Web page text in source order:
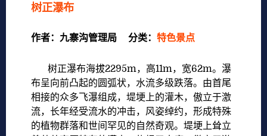
树正瀑布
作者： 九寨沟管理局 分类： 特色景点
树正瀑布海拔2295m，高11m，宽62m。瀑
布呈向前凸起的圆弧状，水流多级跌落。由首尾
相接的众多飞瀑组成，堤埂上的灌木，傲立于激
流，长年经受流水的冲击，风姿绰约，形成特殊
的植物群落和世间罕见的自然奇观。堤埂上耸立